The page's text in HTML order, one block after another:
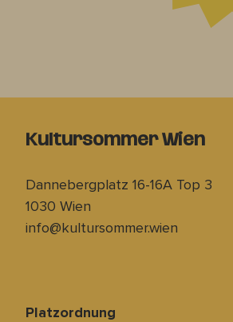
Kultursommer Wien
Dannebergplatz 16-16A Top 3
1030 Wien
info@kultursommer.wien
Platzordnung